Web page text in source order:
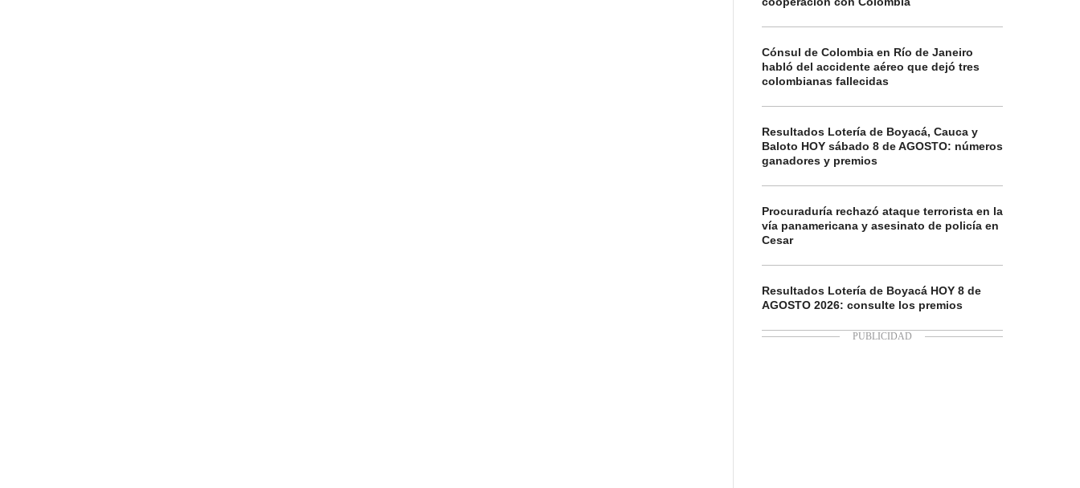
Cónsul de Colombia en Río de Janeiro
habló del accidente aéreo que dejó tres
colombianas fallecidas
Resultados Lotería de Boyacá, Cauca y
Baloto HOY sábado 8 de AGOSTO: números
ganadores y premios
Procuraduría rechazó ataque terrorista en la
vía panamericana y asesinato de policía en
Cesar
Resultados Lotería de Boyacá HOY 8 de
AGOSTO 2026: consulte los premios